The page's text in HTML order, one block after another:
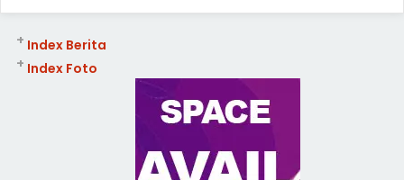
Index Berita
+
Index Foto
+